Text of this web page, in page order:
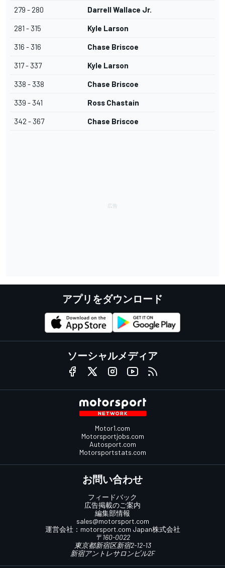
279 - 280 Darrell Wallace Jr.
281 - 315 Kyle Larson
316 - 316 Chase Briscoe
317 - 337 Kyle Larson
338 - 338 Chase Briscoe
339 - 341 Ross Chastain
342 - 367 Chase Briscoe
アプリをダウンロード
ソーシャルメディア
Motor1.com
Motorsportjobs.com
Autosport.com
Motorsportstats.com
お問い合わせ
フィードバック
広告掲載のご案内
編集部情報
sales@motorsport.com
運営会社： motorsport.com Japan株式会社
〒160-0022
東京都新宿区新宿2-12-13
新宿アントレサロンビル2F